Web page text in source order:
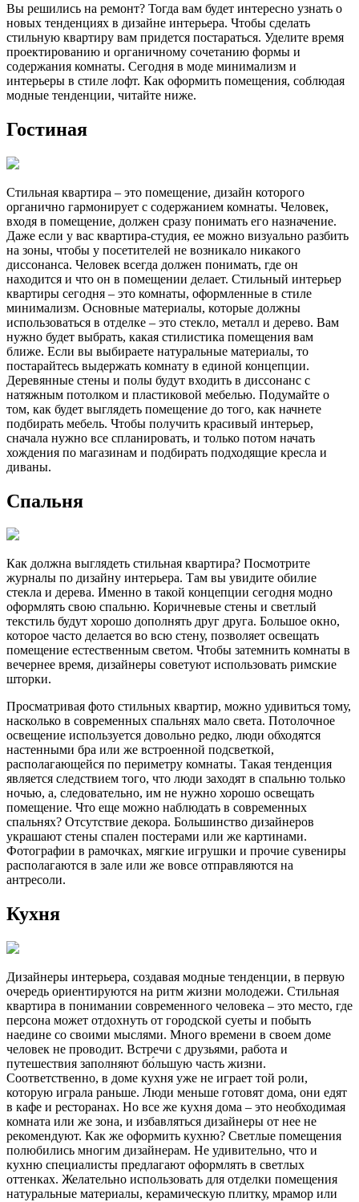
Вы решились на ремонт? Тогда вам будет интересно узнать о
новых тенденциях в дизайне интерьера. Чтобы сделать
стильную квартиру вам придется постараться. Уделите время
проектированию и органичному сочетанию формы и
содержания комнаты. Сегодня в моде минимализм и
интерьеры в стиле лофт. Как оформить помещения, соблюдая
модные тенденции, читайте ниже.
Гостиная
Стильная квартира – это помещение, дизайн которого
органично гармонирует с содержанием комнаты. Человек,
входя в помещение, должен сразу понимать его назначение.
Даже если у вас квартира-студия, ее можно визуально разбить
на зоны, чтобы у посетителей не возникало никакого
диссонанса. Человек всегда должен понимать, где он
находится и что он в помещении делает. Стильный интерьер
квартиры сегодня – это комнаты, оформленные в стиле
минимализм. Основные материалы, которые должны
использоваться в отделке – это стекло, металл и дерево. Вам
нужно будет выбрать, какая стилистика помещения вам
ближе. Если вы выбираете натуральные материалы, то
постарайтесь выдержать комнату в единой концепции.
Деревянные стены и полы будут входить в диссонанс с
натяжным потолком и пластиковой мебелью. Подумайте о
том, как будет выглядеть помещение до того, как начнете
подбирать мебель. Чтобы получить красивый интерьер,
сначала нужно все спланировать, и только потом начать
хождения по магазинам и подбирать подходящие кресла и
диваны.
Спальня
Как должна выглядеть стильная квартира? Посмотрите
журналы по дизайну интерьера. Там вы увидите обилие
стекла и дерева. Именно в такой концепции сегодня модно
оформлять свою спальню. Коричневые стены и светлый
текстиль будут хорошо дополнять друг друга. Большое окно,
которое часто делается во всю стену, позволяет освещать
помещение естественным светом. Чтобы затемнить комнаты в
вечернее время, дизайнеры советуют использовать римские
шторки.
Просматривая фото стильных квартир, можно удивиться тому,
насколько в современных спальнях мало света. Потолочное
освещение используется довольно редко, люди обходятся
настенными бра или же встроенной подсветкой,
располагающейся по периметру комнаты. Такая тенденция
является следствием того, что люди заходят в спальню только
ночью, а, следовательно, им не нужно хорошо освещать
помещение. Что еще можно наблюдать в современных
спальнях? Отсутствие декора. Большинство дизайнеров
украшают стены спален постерами или же картинами.
Фотографии в рамочках, мягкие игрушки и прочие сувениры
располагаются в зале или же вовсе отправляются на
антресоли.
Кухня
Дизайнеры интерьера, создавая модные тенденции, в первую
очередь ориентируются на ритм жизни молодежи. Стильная
квартира в понимании современного человека – это место, где
персона может отдохнуть от городской суеты и побыть
наедине со своими мыслями. Много времени в своем доме
человек не проводит. Встречи с друзьями, работа и
путешествия заполняют бо́льшую часть жизни.
Соответственно, в доме кухня уже не играет той роли,
которую играла раньше. Люди меньше готовят дома, они едят
в кафе и ресторанах. Но все же кухня дома – это необходимая
комната или же зона, и избавляться дизайнеры от нее не
рекомендуют. Как же оформить кухню? Светлые помещения
полюбились многим дизайнерам. Не удивительно, что и
кухню специалисты предлагают оформлять в светлых
оттенках. Желательно использовать для отделки помещения
натуральные материалы, керамическую плитку, мрамор или